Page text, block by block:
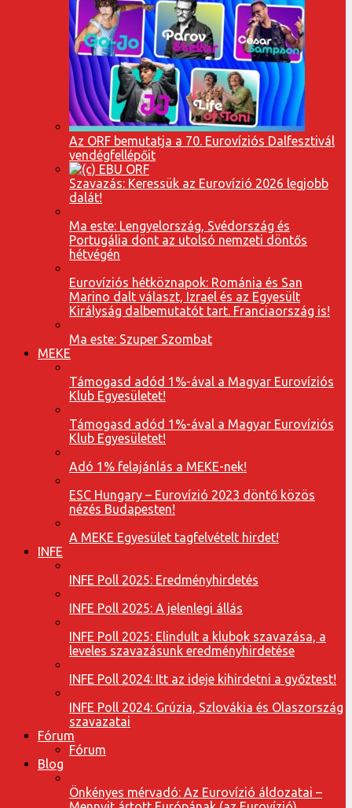
Az ORF bemutatja a 70. Eurovíziós Dalfesztivál
vendégfellépőit
Szavazás: Keressük az Eurovízió 2026 legjobb
dalát!
Ma este: Lengyelország, Svédország és
Portugália dönt az utolsó nemzeti döntős
hétvégén
Eurovíziós hétköznapok: Románia és San
Marino dalt választ, Izrael és az Egyesült
Királyság dalbemutatót tart. Franciaország is!
Ma este: Szuper Szombat
MEKE
Támogasd adód 1%-ával a Magyar Eurovíziós
Klub Egyesületet!
Támogasd adód 1%-ával a Magyar Eurovíziós
Klub Egyesületet!
Adó 1% felajánlás a MEKE-nek!
ESC Hungary – Eurovízió 2023 döntő közös
nézés Budapesten!
A MEKE Egyesület tagfelvételt hirdet!
INFE
INFE Poll 2025: Eredményhirdetés
INFE Poll 2025: A jelenlegi állás
INFE Poll 2025: Elindult a klubok szavazása, a
leveles szavazásunk eredményhirdetése
INFE Poll 2024: Itt az ideje kihirdetni a győztest!
INFE Poll 2024: Grúzia, Szlovákia és Olaszország
szavazatai
Fórum
Fórum
Blog
Önkényes mérvadó: Az Eurovízió áldozatai –